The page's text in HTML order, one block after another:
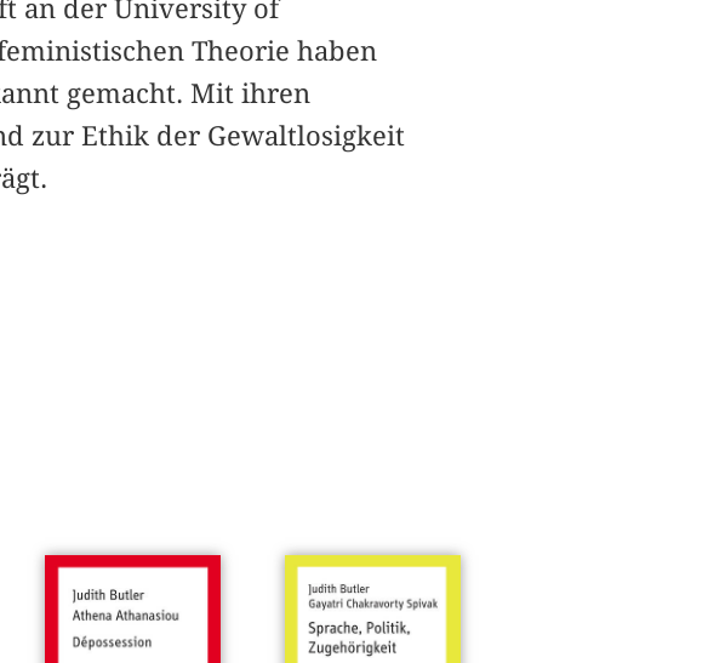
an der University of
Theorie haben
gemacht. Mit ihren
zur Ethik der Gewaltlosigkeit